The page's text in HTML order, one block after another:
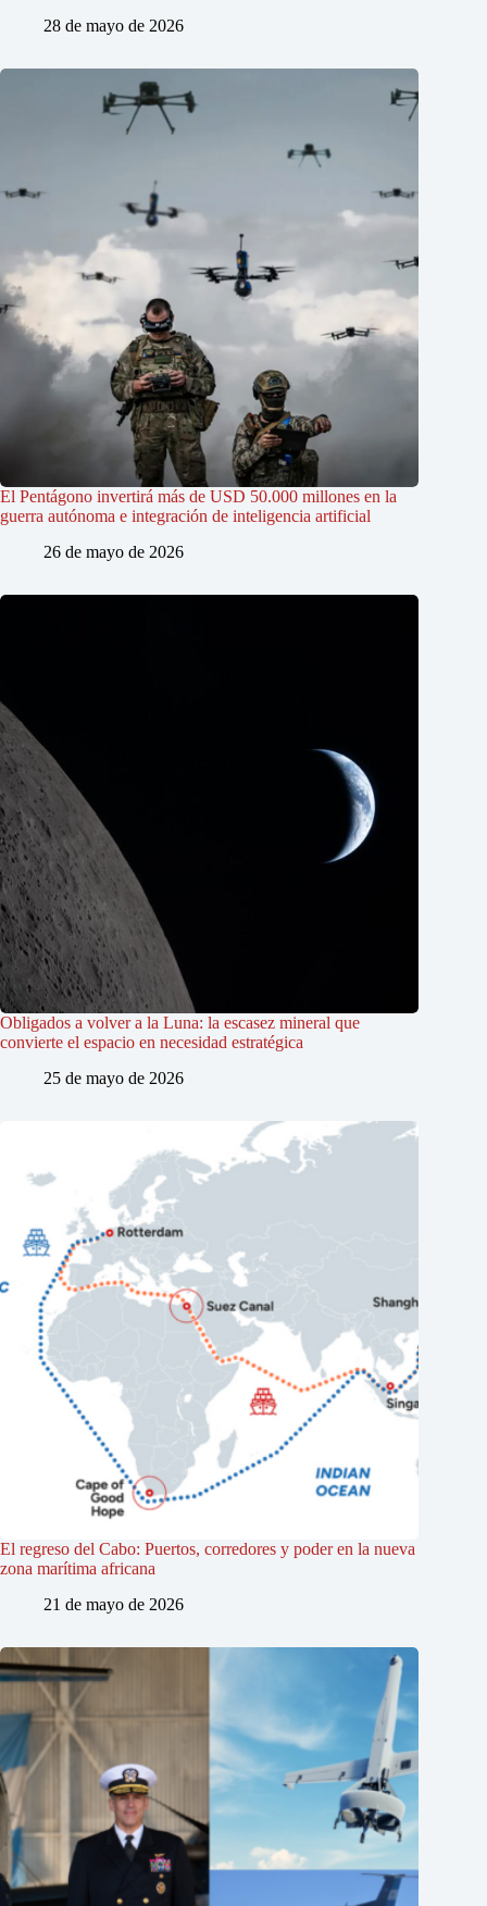
28 de mayo de 2026
El Pentágono invertirá más de USD 50.000 millones en la
guerra autónoma e integración de inteligencia artificial
26 de mayo de 2026
Obligados a volver a la Luna: la escasez mineral que
convierte el espacio en necesidad estratégica
25 de mayo de 2026
El regreso del Cabo: Puertos, corredores y poder en la nueva
zona marítima africana
21 de mayo de 2026